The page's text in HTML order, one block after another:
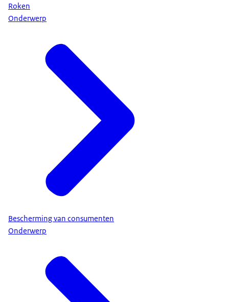
Roken
Onderwerp
Bescherming van consumenten
Onderwerp